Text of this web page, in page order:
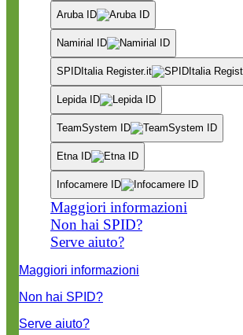
Aruba ID
Namirial ID
SPIDItalia Register.it
Lepida ID
TeamSystem ID
Etna ID
Infocamere ID
Maggiori informazioni
Non hai SPID?
Serve aiuto?
Maggiori informazioni
Non hai SPID?
Serve aiuto?